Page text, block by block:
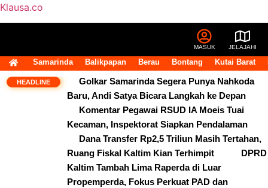
Klausa.co
MASUK JELAJAHI
Samarinda Balikpapan Berau Bontang Kutai Barat
HEADLINE
Golkar Samarinda Segera Punya Nahkoda
Baru, Andi Satya Bicara Langkah ke Depan
Komentar Pegawai RSUD IA Moeis Tuai
Kecaman, Inspektorat Siapkan Pendalaman
Dana Transfer Rp2,5 Triliun Masih Tertahan,
Ruang Fiskal Kaltim Kian Terhimpit
DPRD
Kaltim Tambah Lima Raperda di Luar
Propemperda, Fokus Perkuat PAD dan